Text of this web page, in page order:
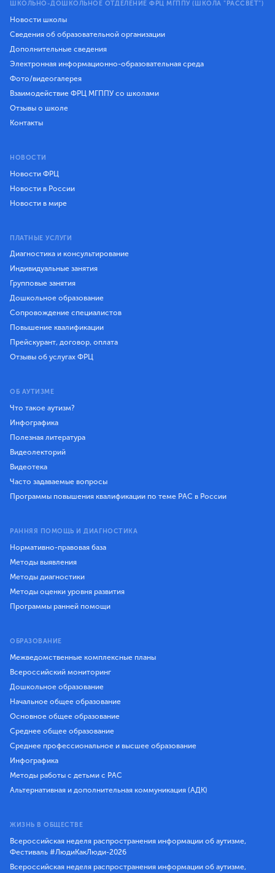
ШКОЛЬНО-ДОШКОЛЬНОЕ ОТДЕЛЕНИЕ ФРЦ МГППУ (ШКОЛА "РАССВЕТ")
Новости школы
Сведения об образовательной организации
Дополнительные сведения
Электронная информационно-образовательная среда
Фото/видеогалерея
Взаимодействие ФРЦ МГППУ со школами
Отзывы о школе
Контакты
НОВОСТИ
Новости ФРЦ
Новости в России
Новости в мире
ПЛАТНЫЕ УСЛУГИ
Диагностика и консультирование
Индивидуальные занятия
Групповые занятия
Дошкольное образование
Сопровождение специалистов
Повышение квалификации
Прейскурант, договор, оплата
Отзывы об услугах ФРЦ
ОБ АУТИЗМЕ
Что такое аутизм?
Инфографика
Полезная литература
Видеолекторий
Видеотека
Часто задаваемые вопросы
Программы повышения квалификации по теме РАС в России
РАННЯЯ ПОМОЩЬ И ДИАГНОСТИКА
Нормативно-правовая база
Методы выявления
Методы диагностики
Методы оценки уровня развития
Программы ранней помощи
ОБРАЗОВАНИЕ
Межведомственные комплексные планы
Всероссийский мониторинг
Дошкольное образование
Начальное общее образование
Основное общее образование
Среднее общее образование
Среднее профессиональное и высшее образование
Инфографика
Методы работы с детьми с РАС
Альтернативная и дополнительная коммуникация (АДК)
ЖИЗНЬ В ОБЩЕСТВЕ
Всероссийская неделя распространения информации об аутизме,
Фестиваль #ЛюдиКакЛюди-2026
Всероссийская неделя распространения информации об аутизме,